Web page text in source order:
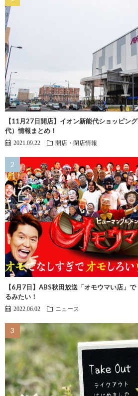
【11月27日開店】イオン新能代ショッピン
代）情報まとめ！
2021.09.22 開店・閉店情報
【6月7日】ABS秋田放送「オモウマい店」
るみたい！
2022.06.02 ニュース